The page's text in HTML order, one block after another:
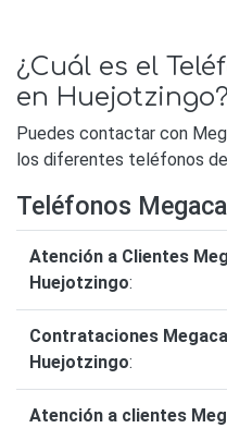
¿Cuál es el
en Huejotzingo?
Puedes contactar con
los diferentes teléfonos
Teléfonos
Atención a Clientes
Huejotzingo:
Contrataciones
Huejotzingo:
Atención a clientes